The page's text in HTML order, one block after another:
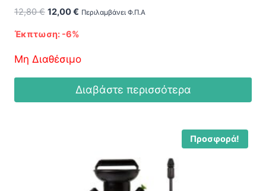
12,80€ Original
was:
12,80 €.
12,00€ Η
τιμή
12,00 €.
Περιλαμβάνει Φ.Π.Α
Έκπτωση: -6%
Μη Διαθέσιμο
Διαβάστε περισσότερα
Προσφορά!